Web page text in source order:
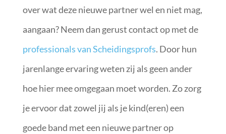
over wat deze nieuwe partner wel en niet mag,
aangaan? Neem dan gerust contact op met de
professionals van Scheidingsprofs. Door hun
jarenlange ervaring weten zij als geen ander
hoe hier mee omgegaan moet worden. Zo zorg
je ervoor dat zowel jij als je kind(eren) een
goede band met een nieuwe partner op